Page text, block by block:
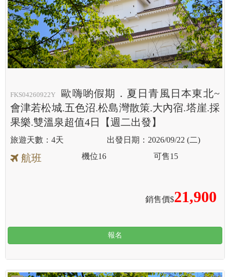
FKS04260922Y
歐嗨喲假期．夏日青風日本東北~
會津若松城.五色沼.松島灣散策.大內宿.塔崖.採
果樂.雙溫泉超值4日【週二出發】
4天 2026/09/22 (二)
航班
銷售價$21,900
機位16 可售15
報名